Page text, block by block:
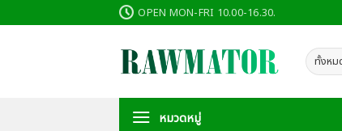
ไป
OPEN MON-FRI 10.00-16.30.
หมวดหมู่